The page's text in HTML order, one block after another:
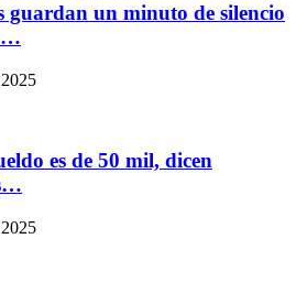
guardan un minuto de silencio
es de 50 mil, dicen